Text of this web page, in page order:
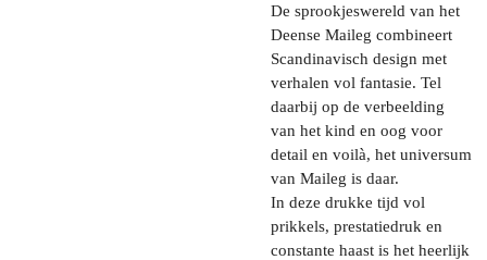
De sprookjeswereld van het
Deense Maileg combineert
Scandinavisch design met
verhalen vol fantasie. Tel
daarbij op de verbeelding
van het kind en oog voor
detail en voilà, het universum
van Maileg is daar.
In deze drukke tijd vol
prikkels, prestatiedruk en
constante haast is het heerlijk